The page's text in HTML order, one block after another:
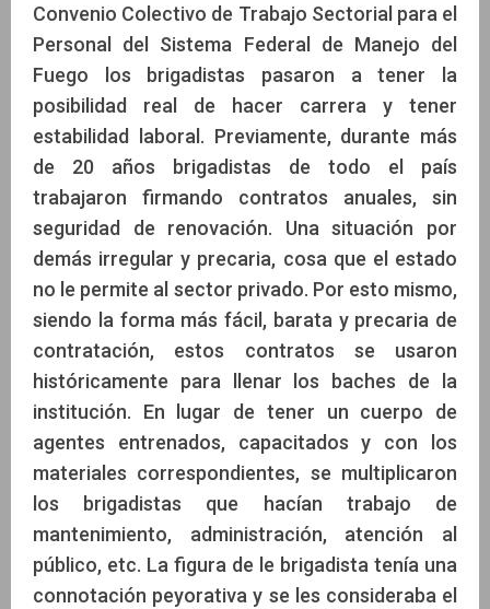
Convenio Colectivo de Trabajo Sectorial para el
Personal del Sistema Federal de Manejo del
Fuego los brigadistas pasaron a tener la
posibilidad real de hacer carrera y tener
estabilidad laboral. Previamente, durante más
de 20 años brigadistas de todo el país
trabajaron firmando contratos anuales, sin
seguridad de renovación. Una situación por
demás irregular y precaria, cosa que el estado
no le permite al sector privado. Por esto mismo,
siendo la forma más fácil, barata y precaria de
contratación, estos contratos se usaron
históricamente para llenar los baches de la
institución. En lugar de tener un cuerpo de
agentes entrenados, capacitados y con los
materiales correspondientes, se multiplicaron
los brigadistas que hacían trabajo de
mantenimiento, administración, atención al
público, etc. La figura de le brigadista tenía una
connotación peyorativa y se les consideraba el